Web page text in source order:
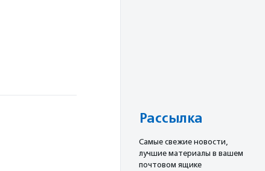
Рассылка
Cамые свежие новости,
лучшие материалы в вашем
почтовом ящике